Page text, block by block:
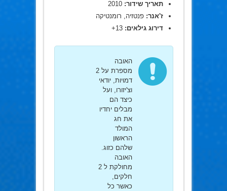
תאריך שידור: 2010
ז'אנר: פנטזיה, רומנטיקה
דירוג גילאים: 13+
האובה
מספרת על 2
דמויות, יודאי
וצ'יזורו, ועל
כיצד הם
מבלים יחדיו
את חג
המולד
הראשון
שלהם כזוג.
האובה
מחולקת ל 2
חלקים,
כאשר כל